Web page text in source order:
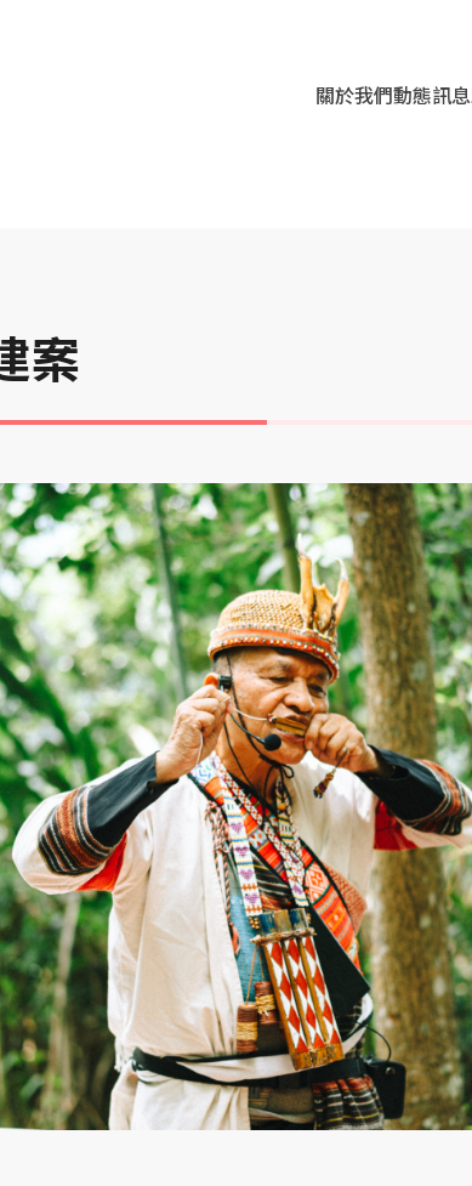
關於我們動態訊息
案